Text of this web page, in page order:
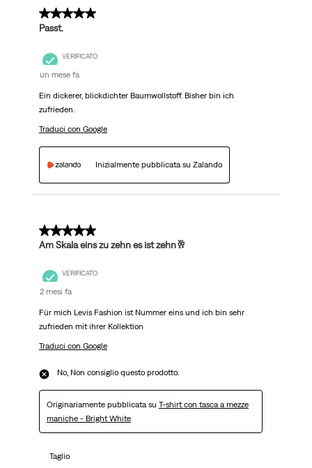
5 su 5 stelle.
Passt.
VERIFICATO
un mese fa
Ein dickerer, blickdichter Baumwollstoff. Bisher bin ich
zufrieden.
Traduci con Google
Inizialmente pubblicata su Zalando
5 su 5 stelle.
Am Skala eins zu zehn es ist zehn🥂
VERIFICATO
2 mesi fa
Für mich Levis Fashion ist Nummer eins und ich bin sehr
zufrieden mit ihrer Kollektion
Traduci con Google
No, Non consiglio questo prodotto.
Originariamente pubblicata su T-shirt con tasca a mezze
maniche - Bright White
Taglio